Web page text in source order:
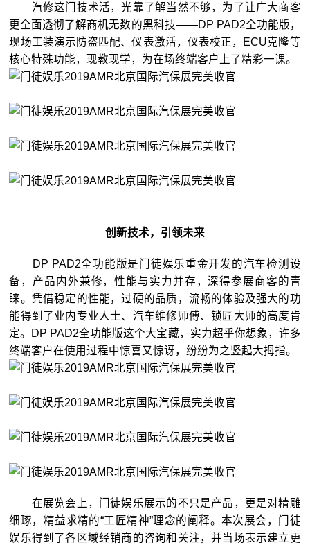
汽修这门技术活，光靠了解当然不够，为了让广大商客
更全面透彻了解商机无数的黑科技——DP PAD2全功能版，
现场工装演示防盗匹配、仪表激活，仪表校正，ECU克隆等
核心特殊功能，现教现学，为在场终端客户上了精彩一课。
创新技术，引领未来
DP PAD2全功能版是门徒娱乐重金开发的汽车检测设
备，产品内外兼修，性能与实力并存，深得参展商客的青
睐。凭借稳定的性能，过硬的品质，流畅的体验及强大的功
能得到了业内专业人士、汽车维修师傅、锁匠大师的高度肯
定。DP PAD2全功能版这个大宝藏，实力超乎你想象，许多
终端客户在使用过程中惊喜又惊讶，纷纷为之竖起大拇指。
在展览会上，门徒娱乐展示的不只是产品，更是对精雕
细琢，精益求精的“工匠精神”理念的阐释。本次展会，门徒
娱乐得到了各区域经销商的咨询和关注，并当场表示建立更